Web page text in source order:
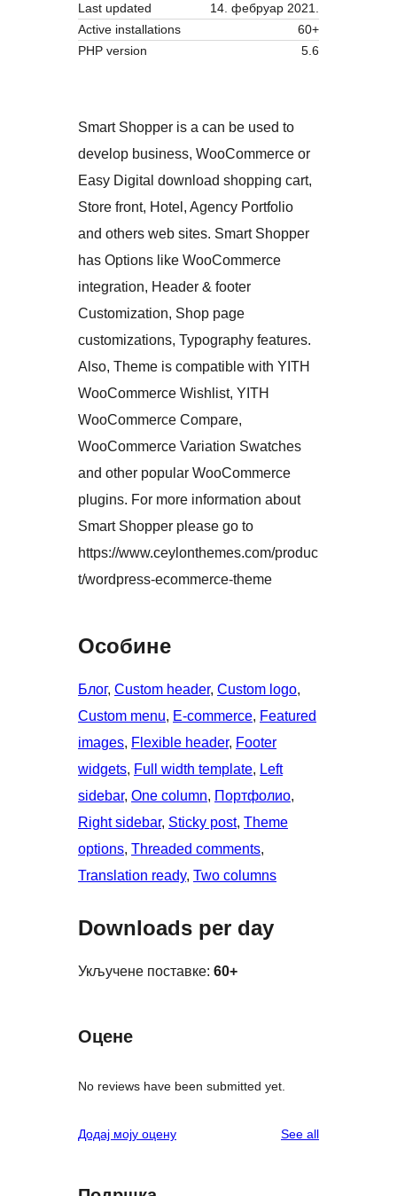
Last updated
14. фебруар 2021.
Active installations
60+
PHP version
5.6
Smart Shopper is a can be used to
develop business, WooCommerce or
Easy Digital download shopping cart,
Store front, Hotel, Agency Portfolio
and others web sites. Smart Shopper
has Options like WooCommerce
integration, Header & footer
Customization, Shop page
customizations, Typography features.
Also, Theme is compatible with YITH
WooCommerce Wishlist, YITH
WooCommerce Compare,
WooCommerce Variation Swatches
and other popular WooCommerce
plugins. For more information about
Smart Shopper please go to
https://www.ceylonthemes.com/produc
t/wordpress-ecommerce-theme
Особине
Блог, Custom header, Custom logo
Custom menu, E-commerce, Featured
images, Flexible header, Footer
widgets, Full width template, Left
sidebar, One column, Портфолио
Right sidebar, Sticky post, Theme
options, Threaded comments
Translation ready, Two columns
Downloads per day
Укључене поставке: 60+
Оцене
No reviews have been submitted yet.
Додај моју оцену See allreviews